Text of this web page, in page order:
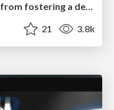
No one is an island. Learnings from fostering a developers community.
21 3.8k